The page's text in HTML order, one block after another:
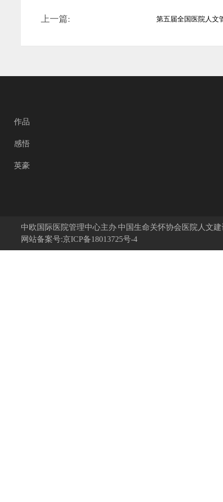
上一篇: 第五届全国医院人文
作品
感悟
英豪
中欧国际医院管理中心主办 中国生命关怀协会医院人文
网站备案号:京ICP备18013725号-4